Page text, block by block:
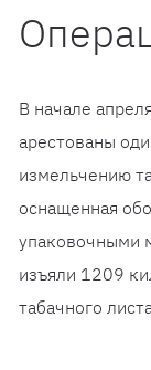
В начале
арестованы
измельчению
оснащенная
упаковочными
изъяли 1209
табачного